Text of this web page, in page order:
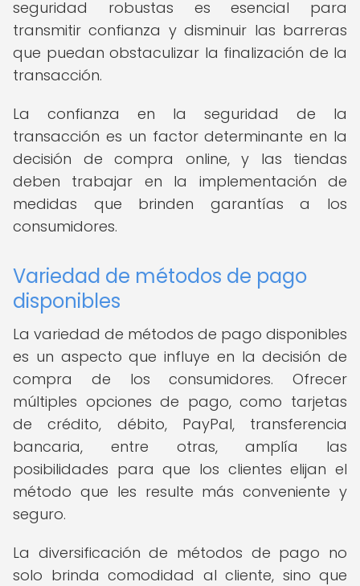
seguridad robustas es esencial para
transmitir confianza y disminuir las barreras
que puedan obstaculizar la finalización de la
transacción.
La confianza en la seguridad de la
transacción es un factor determinante en la
decisión de compra online, y las tiendas
deben trabajar en la implementación de
medidas que brinden garantías a los
consumidores.
Variedad de métodos de pago
disponibles
La variedad de métodos de pago disponibles
es un aspecto que influye en la decisión de
compra de los consumidores. Ofrecer
múltiples opciones de pago, como tarjetas
de crédito, débito, PayPal, transferencia
bancaria, entre otras, amplía las
posibilidades para que los clientes elijan el
método que les resulte más conveniente y
seguro.
La diversificación de métodos de pago no
solo brinda comodidad al cliente, sino que